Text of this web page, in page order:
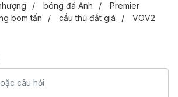
bóng đá Anh
Premier
bom tấn cầu thủ đắt giá VOV2